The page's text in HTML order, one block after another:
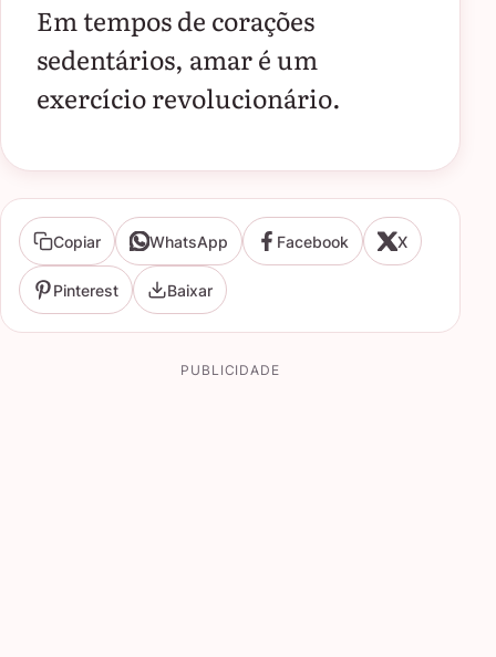
Em tempos de corações
sedentários, amar é um
exercício revolucionário.
Copiar WhatsApp Facebook X
Pinterest Baixar
PUBLICIDADE